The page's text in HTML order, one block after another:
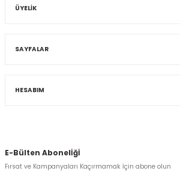
ÜYELİK
SAYFALAR
HESABIM
E-Bülten Abonelİğİ
Fırsat ve Kampanyaları Kaçırmamak İçin abone olun